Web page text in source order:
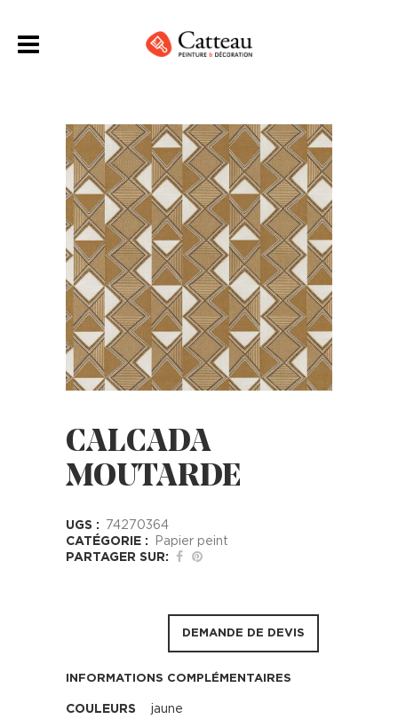
CALCADA
MOUTARDE
UGS :
74270364
CATÉGORIE :
Papier peint
PARTAGER SUR:
DEMANDE DE DEVIS
INFORMATIONS COMPLÉMENTAIRES
COULEURS
jaune